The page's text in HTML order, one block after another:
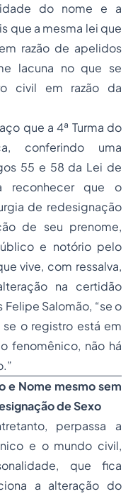
do nome e a
que a mesma lei que
razão de apelidos
lacuna no que se
civil em razão da
que a 4ª Turma do
conferindo uma
55 e 58 da Lei de
reconhecer que o
de redesignação
de seu prenome,
e notório pelo
vive, com ressalva,
na certidão
Felipe Salomão, “se o
se o registro está em
fenomênico, não há
e Nome mesmo sem
de Sexo
perpassa a
e o mundo civil,
que fica
a alteração do